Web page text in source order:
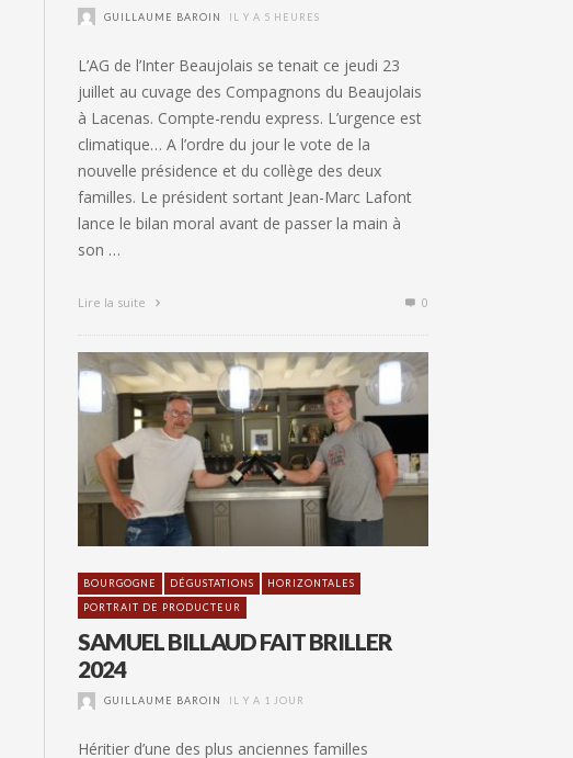
GUILLAUME BAROIN IL Y A 5 HEURES
L’AG de l’Inter Beaujolais se tenait ce jeudi 23
juillet au cuvage des Compagnons du Beaujolais
à Lacenas. Compte-rendu express. L’urgence est
climatique… A l’ordre du jour le vote de la
nouvelle présidence et du collège des deux
familles. Le président sortant Jean-Marc Lafont
lance le bilan moral avant de passer la main à
son …
Lire la suite 0
BOURGOGNE DÉGUSTATIONS
HORIZONTALES
PORTRAIT DE PRODUCTEUR
SAMUEL BILLAUD FAIT BRILLER
2024
GUILLAUME BAROIN IL Y A 1 JOUR
Héritier d’une des plus anciennes familles